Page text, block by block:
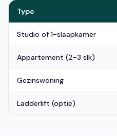
Type
Studio of 1-slaapkamer
Appartement (2-3 slk)
Gezinswoning
Ladderlift (optie)